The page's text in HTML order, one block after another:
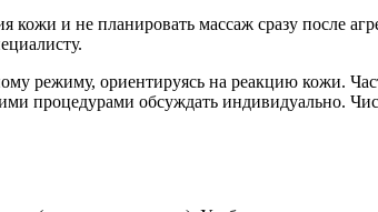
кожи и не планировать массаж сразу после
режиму, ориентируясь на реакцию кожи.
процедурами обсуждать индивидуально.